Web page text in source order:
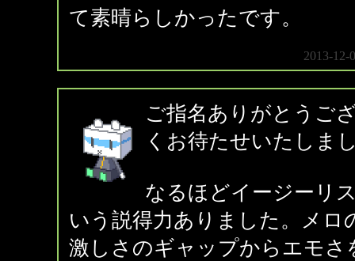
て素晴らしかったです。
2013-
ご指名ありがとうご
くお待たせいたしま
なるほどイージーリ
いう説得力ありました。メロ
激しさのギャップからエモさ